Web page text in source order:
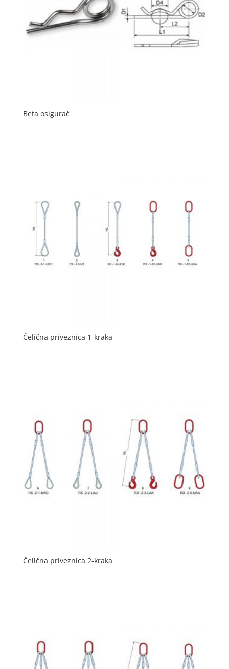
Beta osigurač
Čelična priveznica 1-kraka
Čelična priveznica 2-kraka